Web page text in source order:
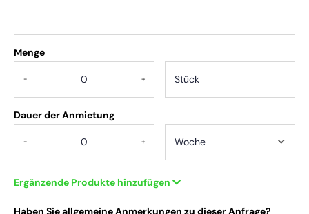
Menge
- +
Dauer der Anmietung
- +
Ergänzende Produkte hinzufügen
Haben Sie allgemeine Anmerkungen zu dieser Anfrage?